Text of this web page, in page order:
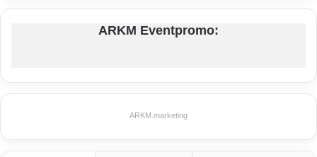
duct-overview.asp] von Handheld gezeigten
der Geomatik, Logistik, Forstwirtschaft,
öffentliche Verkehrsmittel,
ARKM Eventpromo:
ARKM.marketing